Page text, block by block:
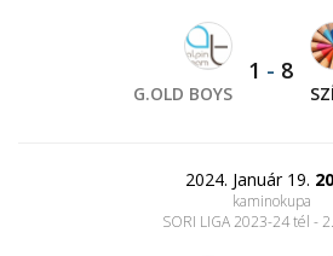
G.OLD BOYS
1 - 8
2024. Január 19.
kaminokupa
SORI LIGA 2023-24 tél -